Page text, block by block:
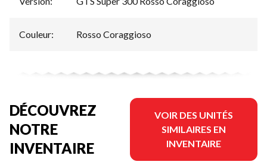
Couleur: Rosso Coraggioso
DÉCOUVREZ
NOTRE
INVENTAIRE
VOIR DES UNITÉS
SIMILAIRES EN
INVENTAIRE